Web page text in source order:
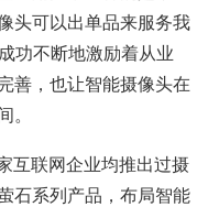
头可以出单品来服务我
功不断地激励着从业
善，也让智能摄像头在
。
联网企业均推出过摄
石系列产品，布局智能